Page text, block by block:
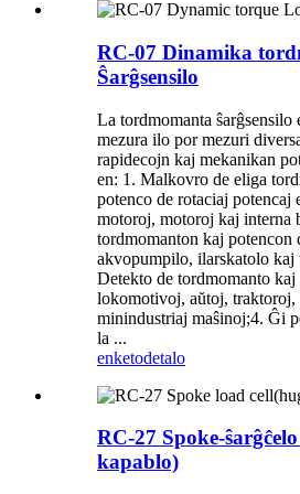
RC-07 Dinamika
Ŝarĝsensilo
La tordmomanta ŝarĝsensilo
mezura ilo por mezuri
rapidecojn kaj mekanikan
en: 1. Malkovro de eliga
potenco de rotaciaj potencaj
motoroj, motoroj kaj interna
tordmomanton kaj potencon
akvopumpilo, ilarskatolo kaj
Detekto de tordmomanto
lokomotivoj, aŭtoj,
minindustriaj maŝinoj;4. Ĝi
la ...
enketodetalo
RC-27 Spoke-
kapablo)